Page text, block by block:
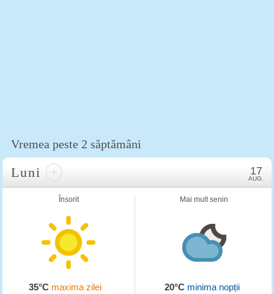
Vremea peste 2 săptămâni
Luni + 17
AUG.
Însorit
35°C maxima zilei
Mai mult senin
20°Cminima nopții